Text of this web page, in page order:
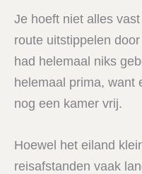
Je hoeft niet alles
route uitstippelen
had helemaal niks
helemaal prima, want
nog een kamer vrij.
Hoewel het eiland
reisafstanden vaak